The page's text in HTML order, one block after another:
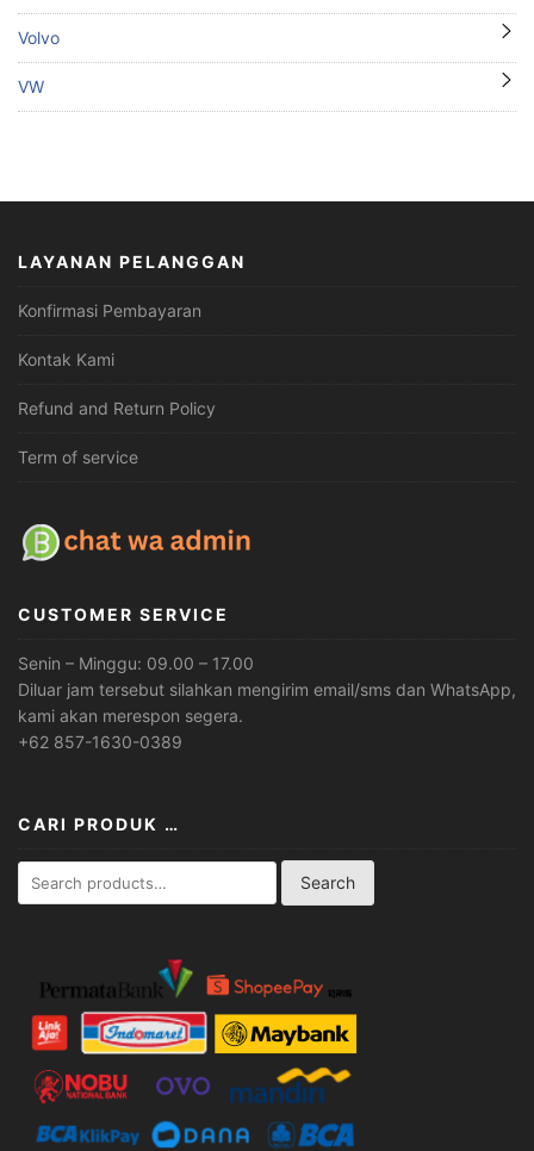
Volvo
VW
LAYANAN PELANGGAN
Konfirmasi Pembayaran
Kontak Kami
Refund and Return Policy
Term of service
CUSTOMER SERVICE
Senin – Minggu: 09.00 – 17.00
Diluar jam tersebut silahkan mengirim email/sms dan WhatsApp,
kami akan merespon segera.
+62 857-1630-0389
CARI PRODUK …
for:
Search